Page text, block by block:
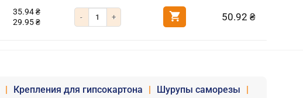
35.94₴
29.95₴
Кількість Біта з обмежувачем PH2 50 мм 50.92 ₴
Крепления для гипсокартона Шурупы саморезы